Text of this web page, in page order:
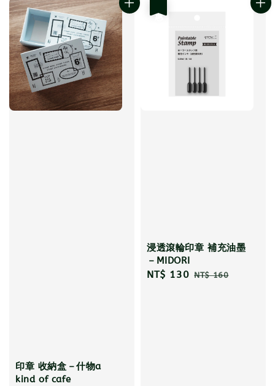
印章 收納盒－什物a
kind of cafe
浸透滾輪印章 補充油墨
－MIDORI
Sale
NT$ 130 Regular
NT$ 160